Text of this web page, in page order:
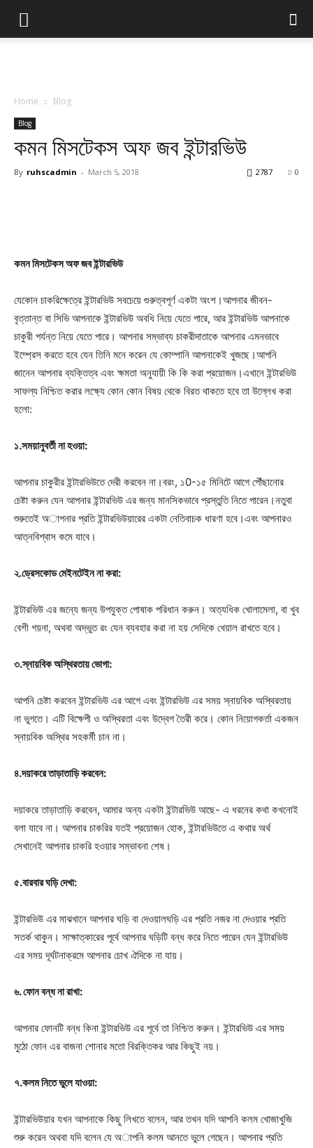
Home Blog
Blog
কমন মিসটেকস অফ জব ইন্টারভিউ
By ruhscadmin - March 5, 2018 0
2787
কমন মিসটেকস অফ জব ইন্টারভিউ
যেকোন চাকরিক্ষেত্রে ইন্টারভিউ সবচেয়ে গুরুত্বপূর্ণ একটা অংশ।আপনার জীবন-
বৃত্তান্ত বা সিভি আপনাকে ইন্টারভিউ অবধি নিয়ে যেতে পারে, আর ইন্টারভিউ আপনাকে
চাকুরী পর্যন্ত নিয়ে যেতে পারে। আপনার সম্ভাব্য চাকরীদাতাকে আপনার‌ এমনভাবে
ইম্প্রেস করতে হবে যেন তিনি মনে করেন যে কোম্পানি আপনাকেই খুজছে।আপনি
জানেন আপনার ব্যক্তিত্ব এবং ক্ষমতা অনুযায়ী কি কি করা প্রয়োজন।এখানে ইন্টারভিউ
সাফল্য নিশ্চিত করার লক্ষ্যে কোন কোন বিষয় থেকে বিরত থাকতে হবে তা উল্লেখ করা
হলো:
১.সময়ানুবর্তী না হওয়া:
আপনার চাকুরীর ইন্টারভিউতে দেরী করবেন না।বরং, ১0-১৫ মিনিটে আগে পৌঁছানোর
চেষ্টা করুন যেন আপনার ইন্টারভিউ এর জন্য মানসিকভাবে প্রস্তুতি নিতে পারেন।নতুবা
শুরুতেই অাপনার প্রতি ইন্টারভিউয়ারের একটা নেতিবাচক ধারণা হবে।এবং আপনারও
আত্নবিশ্বাস কমে যাবে।
২.ড্রেসকোড মেইনটেইন না করা:
ইন্টারভিউ এর জন্যে জন্য উপযুক্ত পোষাক পরিধান করুন। অত্যধিক খোলামেলা, বা খুব
বেশী গয়না, অথবা অদ্ভুত রং যেন ব্যবহার করা না হয় সেদিকে খেয়াল রাখতে হবে।
৩.স্নায়বিক অস্থিরতায় ভোগা:
আপনি চেষ্টা করবেন ইন্টারভিউ এর আগে এবং ইন্টারভিউ এর সময় স্নায়বিক অস্থিরতায়
না ভুগতে। এটি বিক্ষেপী ও অস্থিরতা এবং উদ্বেগ তৈরী করে। কোন নিয়োগকর্তা একজন
স্নায়বিক অস্থির সহকর্মী চান না।
৪.দয়াকরে তাড়াতাড়ি করবেন:
দয়াকরে তাড়াতাড়ি করবেন, আমার অন্য একটা ইন্টারভিউ আছে- এ ধরনের কথা কখনোই
বলা যাবে না। আপনার চাকরির যতই প্রয়োজন হোক, ইন্টারভিউতে এ কথার অর্থ
সেখানেই আপনার চাকরি হওয়ার সম্ভাবনা শেষ।
৫.বারবার ঘড়ি দেখা:
ইন্টারভিউ এর মাঝখানে আপনার ঘড়ি বা দেওয়ালঘড়ি এর প্রতি নজর না দেওয়ার প্রতি
সতর্ক থাকুন। সাক্ষাত্কারের পূর্বে আপনার ঘড়িটি বন্ধ করে নিতে পারেন যেন ইন্টারভিউ
এর সময় দূর্ঘটনাক্রমে আপনার চোখ ঐদিকে না যায়।
৬. ফোন বন্ধ না রাখা:
আপনার ফোনটি বন্ধ কিনা ইন্টারভিউ এর পূর্বে তা নিশ্চিত করুন। ইন্টারভিউ এর সময়
মুঠো ফোন এর বাজনা শোনার মতো বিরক্তিকর আর কিছুই নয়।
৭.কলম নিতে ভুলে যাওয়া:
ইন্টারভিউয়ার যখন আপনাকে কিছু লিখতে বলেন, আর তখন যদি আপনি কলম খোজাখুজি
শুরু করেন অথবা যদি বলেন যে অাপনি কলম আনতে ভুলে গেছেন। আপনার প্রতি